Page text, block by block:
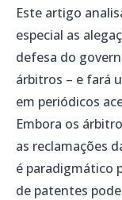
Este artigo
especial as
defesa do
árbitros – e fará
em periódicos
Embora os
as reclamações
é paradigmático
de patentes